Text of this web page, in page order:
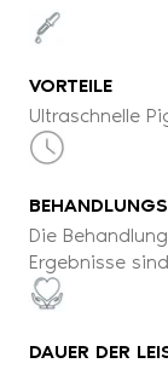
VORTEILE
Ultraschnelle
Die
Ergebnisse
DAUER DER